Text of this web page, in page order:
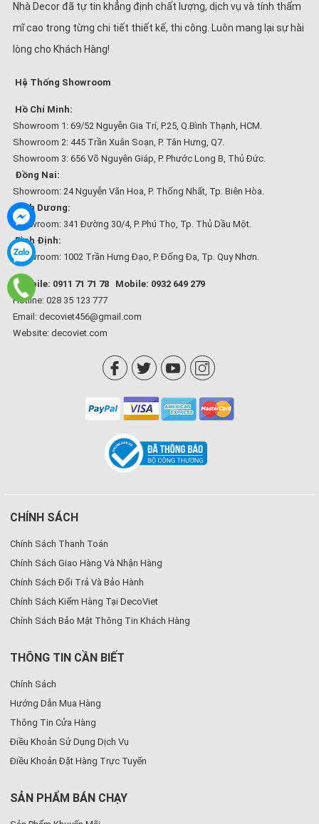
Nhà Decor đã tự tin khẳng định chất lượng, dịch vụ và tính thẩm
mĩ cao trong từng chi tiết thiết kế, thi công. Luôn mang lại sự hài
lòng cho Khách Hàng!
Hệ Thống Showroom
Hồ Chí Minh:
Showroom 1: 69/52 Nguyễn Gia Trí, P.25, Q.Bình Thạnh, HCM.
Showroom 2: 445 Trần Xuân Soạn, P. Tân Hưng, Q7.
Showroom 3: 656 Võ Nguyên Giáp, P. Phước Long B, Thủ Đức.
Đồng Nai:
Showroom: 24 Nguyễn Văn Hoa, P. Thống Nhất, Tp. Biên Hòa.
Bình Dương:
Showroom: 341 Đường 30/4, P. Phú Thọ, Tp. Thủ Dầu Một.
Bình Định:
Showroom: 1002 Trần Hưng Đạo, P. Đống Đa, Tp. Quy Nhơn.
Mobile: 0911 71 71 78
Mobile: 0932 649 279
Hotline: 028 35 123 777
Email: decoviet456@gmail.com
Website: decoviet.com
CHÍNH SÁCH
Chính Sách Thanh Toán
Chính Sách Giao Hàng Và Nhận Hàng
Chính Sách Đổi Trả Và Bảo Hành
Chính Sách Kiểm Hàng Tại DecoViet
Chính Sách Bảo Mật Thông Tin Khách Hàng
THÔNG TIN CẦN BIẾT
Chính Sách
Hướng Dẫn Mua Hàng
Thông Tin Cửa Hàng
Điều Khoản Sử Dụng Dịch Vụ
Điều Khoản Đặt Hàng Trực Tuyến
SẢN PHẨM BÁN CHẠY